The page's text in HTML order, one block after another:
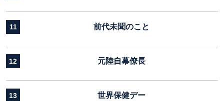
11 前代未聞のこと
12 元陸自幕僚長
13 世界保健デー